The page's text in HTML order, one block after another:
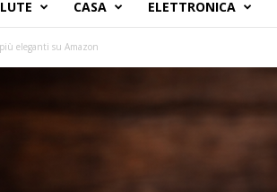
CASA ELETTRONICA
eleganti su Amazon